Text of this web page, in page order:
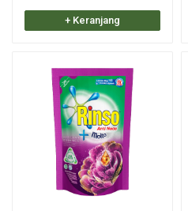
+ Keranjang